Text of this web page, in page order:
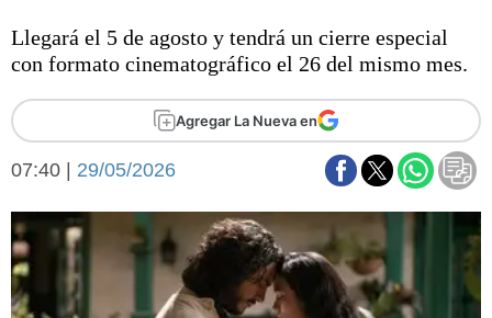
Deportes
Escenario Olímpico
Liga del Sur
Fútbol
Cines
Economía y campo
Economía y finanzas
Con el campo
Espacio empresas
Llegará el 5 de agosto y tendrá un cierre especial
con formato cinematográfico el 26 del mismo mes.
Agregar La Nueva en
07:40 | 29/05/2026